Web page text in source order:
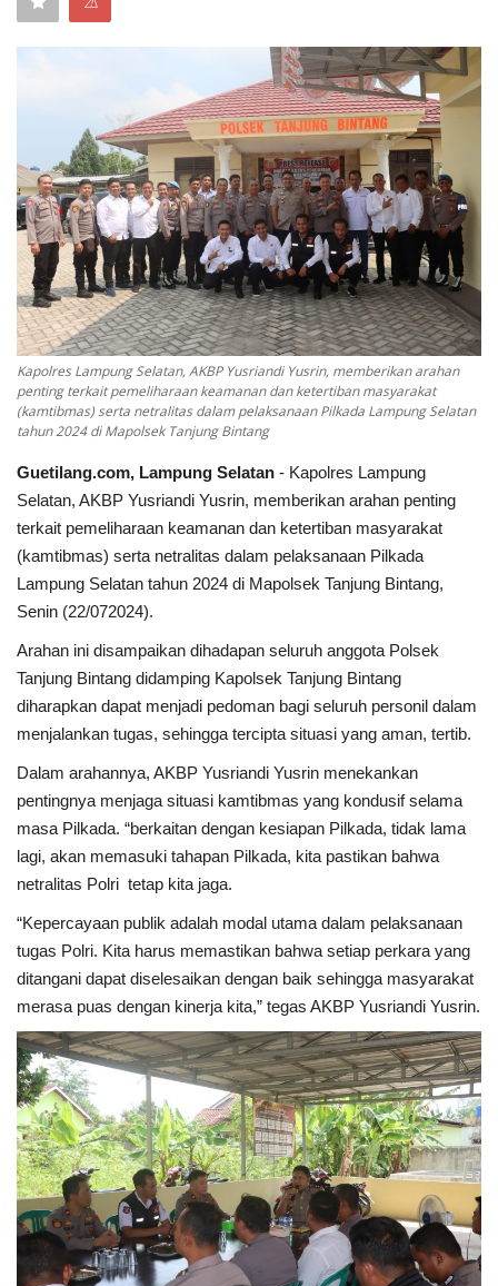
Cybers Event
UMKM & Ekonomi Kreatif
Pekerja Migran Indonesia
Ekonomi
Pendidikan
Informasi Journalism
Olahraga
Kesehatan
Layanan Publik
Perempuan/Anak
Kapolres Lampung Selatan, AKBP Yusriandi Yusrin, memberikan arahan
penting terkait pemeliharaan keamanan dan ketertiban masyarakat
(kamtibmas) serta netralitas dalam pelaksanaan Pilkada Lampung Selatan
tahun 2024 di Mapolsek Tanjung Bintang
Guetilang.com, Lampung Selatan - Kapolres Lampung
Selatan, AKBP Yusriandi Yusrin, memberikan arahan penting
terkait pemeliharaan keamanan dan ketertiban masyarakat
(kamtibmas) serta netralitas dalam pelaksanaan Pilkada
Lampung Selatan tahun 2024 di Mapolsek Tanjung Bintang,
Senin (22/072024).
Arahan ini disampaikan dihadapan seluruh anggota Polsek
Tanjung Bintang didamping Kapolsek Tanjung Bintang
diharapkan dapat menjadi pedoman bagi seluruh personil dalam
menjalankan tugas, sehingga tercipta situasi yang aman, tertib.
Dalam arahannya, AKBP Yusriandi Yusrin menekankan
pentingnya menjaga situasi kamtibmas yang kondusif selama
masa Pilkada. “berkaitan dengan kesiapan Pilkada, tidak lama
lagi, akan memasuki tahapan Pilkada, kita pastikan bahwa
netralitas Polri tetap kita jaga.
“Kepercayaan publik adalah modal utama dalam pelaksanaan
tugas Polri. Kita harus memastikan bahwa setiap perkara yang
ditangani dapat diselesaikan dengan baik sehingga masyarakat
merasa puas dengan kinerja kita,” tegas AKBP Yusriandi Yusrin.